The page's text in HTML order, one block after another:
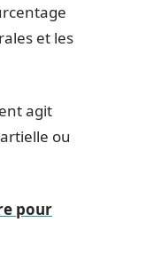
et les
agit
ou
pour